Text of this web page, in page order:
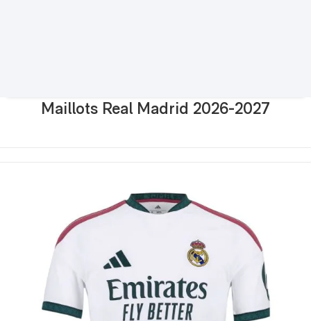
Maillots Real Madrid 2026-2027